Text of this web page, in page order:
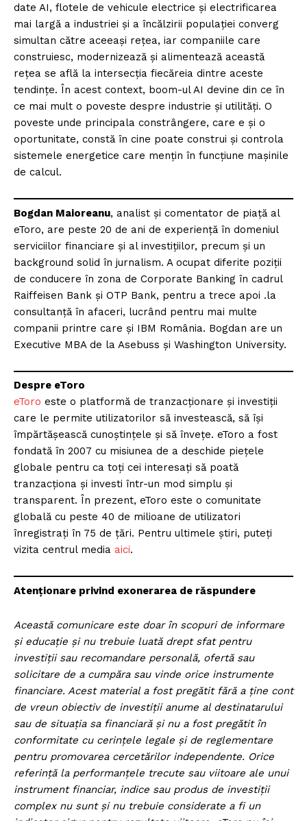
date AI, flotele de vehicule electrice și electrificarea
mai largă a industriei și a încălzirii populației converg
simultan către aceeași rețea, iar companiile care
construiesc, modernizează și alimentează această
rețea se află la intersecția fiecăreia dintre aceste
tendințe. În acest context, boom-ul AI devine din ce în
ce mai mult o poveste despre industrie și utilități. O
poveste unde principala constrângere, care e și o
oportunitate, constă în cine poate construi și controla
sistemele energetice care mențin în funcțiune mașinile
de calcul.
Bogdan Maioreanu, analist și comentator de piață al
eToro, are peste 20 de ani de experiență în domeniul
serviciilor financiare și al investițiilor, precum și un
background solid în jurnalism. A ocupat diferite poziții
de conducere în zona de Corporate Banking în cadrul
Raiffeisen Bank și OTP Bank, pentru a trece apoi .la
consultanță în afaceri, lucrând pentru mai multe
companii printre care și IBM România. Bogdan are un
Executive MBA de la Asebuss și Washington University.
Despre eToro
eToro este o platformă de tranzacționare și investiții
care le permite utilizatorilor să investească, să își
împărtășească cunoștințele și să învețe. eToro a fost
fondată în 2007 cu misiunea de a deschide piețele
globale pentru ca toți cei interesați să poată
tranzacționa și investi într-un mod simplu și
transparent. În prezent, eToro este o comunitate
globală cu peste 40 de milioane de utilizatori
înregistrați în 75 de țări. Pentru ultimele știri, puteți
vizita centrul media aici.
Atenționare privind exonerarea de răspundere
Această comunicare este doar în scopuri de informare
și educație și nu trebuie luată drept sfat pentru
investiții sau recomandare personală, ofertă sau
solicitare de a cumpăra sau vinde orice instrumente
financiare. Acest material a fost pregătit fără a ține cont
de vreun obiectiv de investiții anume al destinatarului
sau de situația sa financiară și nu a fost pregătit în
conformitate cu cerințele legale și de reglementare
pentru promovarea cercetărilor independente. Orice
referință la performanțele trecute sau viitoare ale unui
instrument financiar, indice sau produs de investiții
complex nu sunt și nu trebuie considerate a fi un